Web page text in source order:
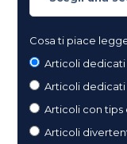
Cosa ti piace
Articoli dedicati
Articoli
Articoli con tips
Articoli